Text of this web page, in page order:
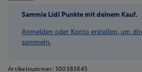
Sammle Lidl Punkte mit deinem Kauf.
Anmelden oder Konto erstellen, um
sammeln.
Artikelnummer: 100383645